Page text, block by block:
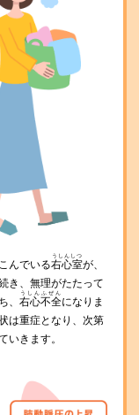
んでいる右心室
うしんしつ
が、
き、無理がたたって
、 右心不全
うしんふぜん
になりま
は重症となり、次第
いきます。